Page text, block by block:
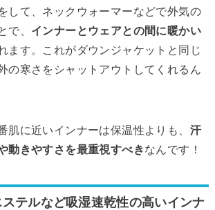
して、ネックウォーマーなどで外気の
で、 インナーとウェアとの間に暖かい
ます。これがダウンジャケットと同じ
の寒さをシャットアウトしてくれるん
肌に近いインナーは保温性よりも、 汗
動きやすさを最重視すべきなんです！
テルなど吸湿速乾性の高いインナ